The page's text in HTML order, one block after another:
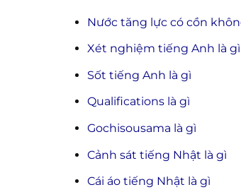
Nước tăng lực có cồn
Xét nghiệm tiếng Anh là gì
Sốt tiếng Anh là gì
Qualifications là gì
Gochisousama là gì
Cảnh sát tiếng Nhật là gì
Cái áo tiếng Nhật là gì